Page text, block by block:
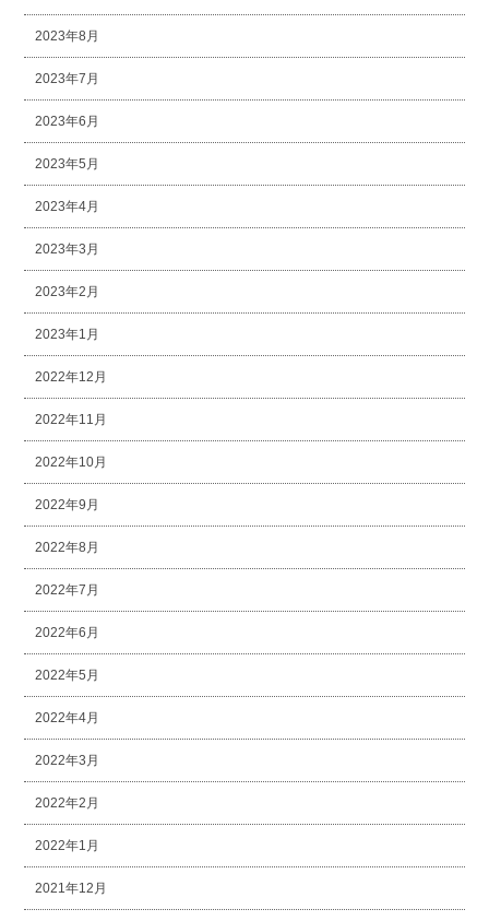
2023年8月
2023年7月
2023年6月
2023年5月
2023年4月
2023年3月
2023年2月
2023年1月
2022年12月
2022年11月
2022年10月
2022年9月
2022年8月
2022年7月
2022年6月
2022年5月
2022年4月
2022年3月
2022年2月
2022年1月
2021年12月